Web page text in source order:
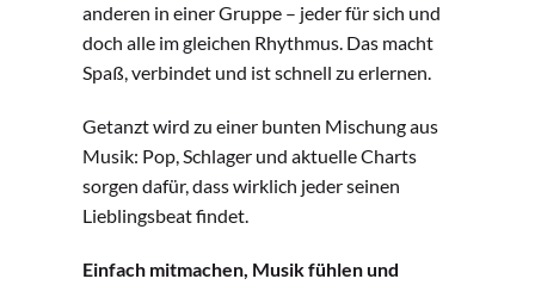
anderen in einer Gruppe – jeder für sich und
doch alle im gleichen Rhythmus. Das macht
Spaß, verbindet und ist schnell zu erlernen.
Getanzt wird zu einer bunten Mischung aus
Musik: Pop, Schlager und aktuelle Charts
sorgen dafür, dass wirklich jeder seinen
Lieblingsbeat findet.
Einfach mitmachen, Musik fühlen und